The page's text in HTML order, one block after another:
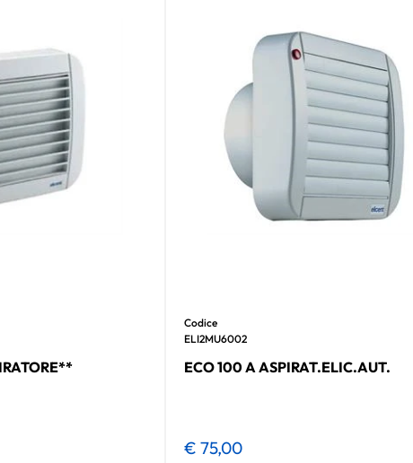
Codice
ELI2MU6002
ECO 100 A ASPIRAT.ELIC.AUT.
€ 75,00